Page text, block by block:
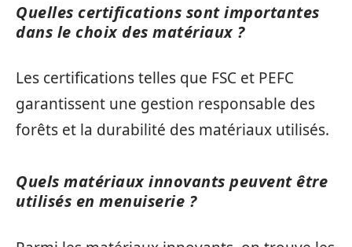
Quelles certifications sont importantes
dans le choix des matériaux ?
Les certifications telles que FSC et PEFC
garantissent une gestion responsable des
forêts et la durabilité des matériaux utilisés.
Quels matériaux innovants peuvent être
utilisés en menuiserie ?